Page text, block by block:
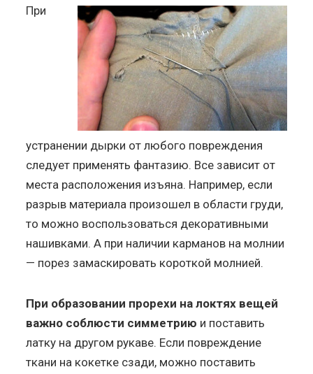
При
устранении дырки от любого повреждения
следует применять фантазию. Все зависит от
места расположения изъяна. Например, если
разрыв материала произошел в области груди,
то можно воспользоваться декоративными
нашивками. А при наличии карманов на молнии
— порез замаскировать короткой молнией.
При образовании прорехи на локтях вещей
важно соблюсти симметрию и поставить
латку на другом рукаве. Если повреждение
ткани на кокетке сзади, можно поставить